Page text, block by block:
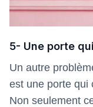
5- Une porte
Un autre
est une porte qui
Non seulement